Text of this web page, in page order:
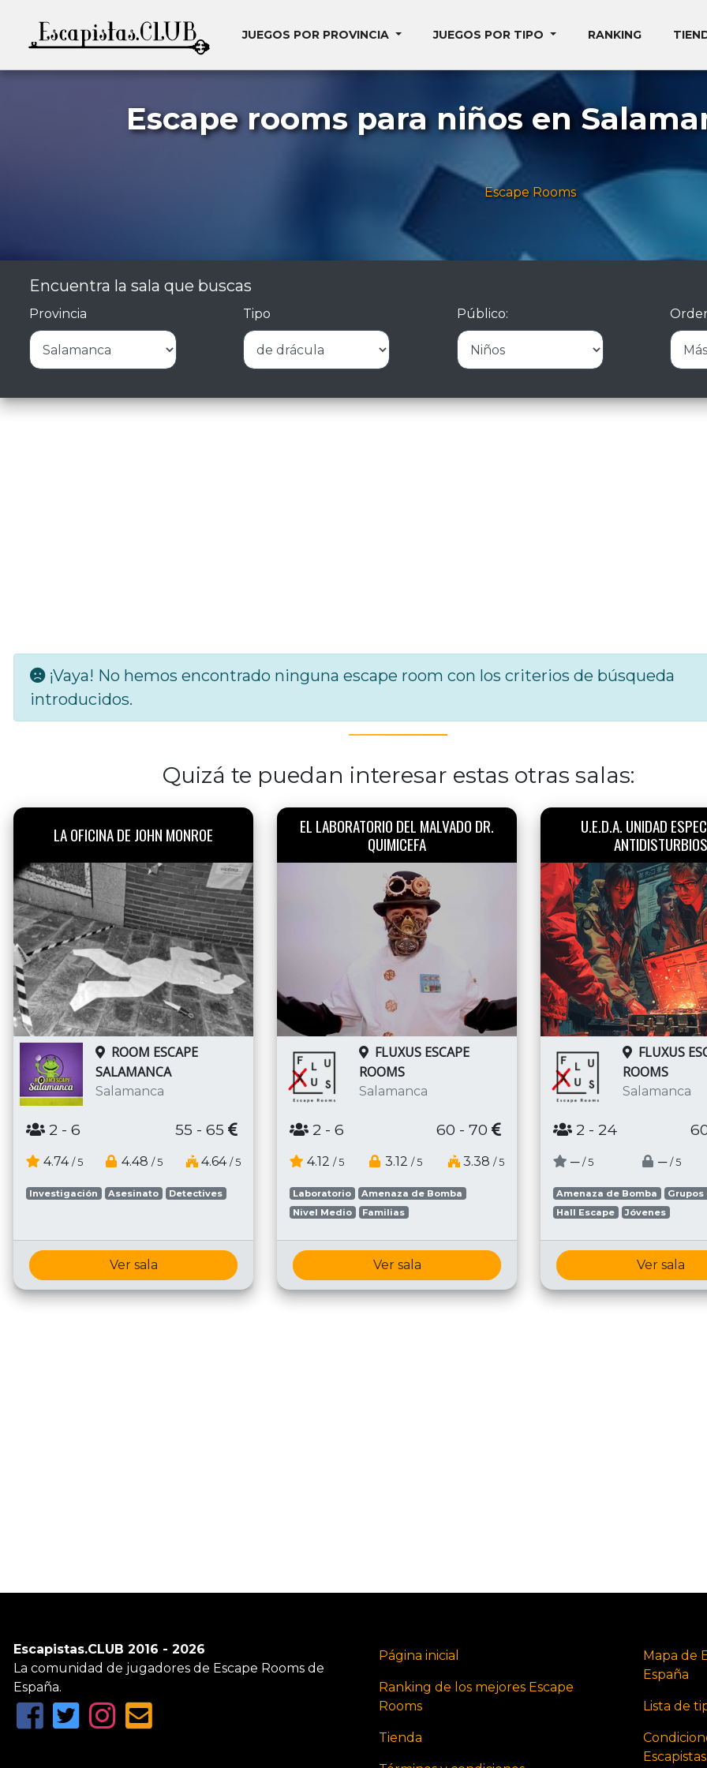
JUEGOS POR PROVINCIA JUEGOS POR TIPO RANKING
Escape rooms para niños en
Escape Rooms
Encuentra la sala que buscas
Provincia Tipo Público:
¡Vaya! No hemos encontrado ninguna escape room con los criterios de búsqueda
introducidos.
Quizá te puedan interesar estas otras salas:
LA OFICINA DE JOHN MONROE
ROOM ESCAPE
SALAMANCA
Salamanca
2 - 6 55 - 65
4.74 / 5 4.48 / 5 4.64 / 5
Investigación Asesinato Detectives
Ver sala
EL LABORATORIO DEL MALVADO DR.
QUIMICEFA
FLUXUS ESCAPE
ROOMS
Salamanca
2 - 6 60 - 70
4.12 / 5 3.12 / 5 3.38 / 5
Laboratorio
Amenaza de Bomba
Nivel Medio
Familias
Ver sala
U.E.D.A. UNIDAD
ANTIDISTURBIOS
FLUXUS
ROOMS
Salamanca
2 - 24
─ / 5 ─ / 5
Amenaza de Bomba
Hall Escape
Jóvenes
Ver sala
Escapistas.CLUB 2016 - 2026
La comunidad de jugadores de Escape Rooms de
España.
Página inicial
Ranking de los mejores Escape
Rooms
Tienda
Mapa de
España
Lista de